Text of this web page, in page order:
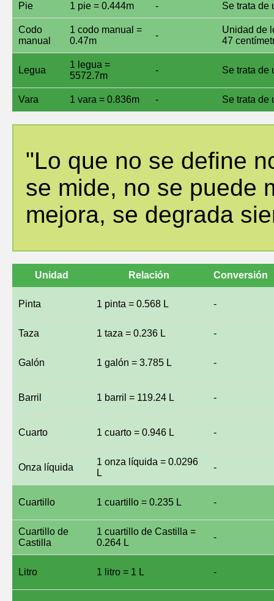
Pie 1 pie = 0.444m - Se trata de
Codo
manual
1 codo manual =
0.47m
-
Unidad de
47
Legua
1 legua =
5572.7m
- Se trata de
Vara 1 vara = 0.836m - Se trata de
"Lo que no se define
se mide, no se puede
mejora, se degrada
Unidad Relación Conversión
Pinta 1 pinta = 0.568 L -
Taza 1 taza = 0.236 L -
Galón 1 galón = 3.785 L -
Barril 1 barril = 119.24 L -
Cuarto 1 cuarto = 0.946 L -
Onza líquida
1 onza líquida = 0.0296
L
-
Cuartillo 1 cuartillo = 0.235 L -
Cuartillo de
Castilla
1 cuartillo de Castilla =
0.264 L
-
Litro 1 litro = 1 L -